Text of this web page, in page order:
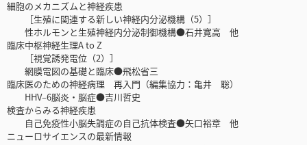
細胞のメカニズムと神経疾患
［生殖に関連する新しい神経内分泌機構（5）］
性ホルモンと生殖神経内分泌制御機構●石井寛高 他
臨床中枢神経生理A to Z
［視覚誘発電位（2）］
網膜電図の基礎と臨床●飛松省三
臨床医のための神経病理 再入門（編集協力：亀井 聡）
HHV–6脳炎・脳症●吉川哲史
検査からみる神経疾患
自己免疫性小脳失調症の自己抗体検査●矢口裕章 他
ニューロサイエンスの最新情報